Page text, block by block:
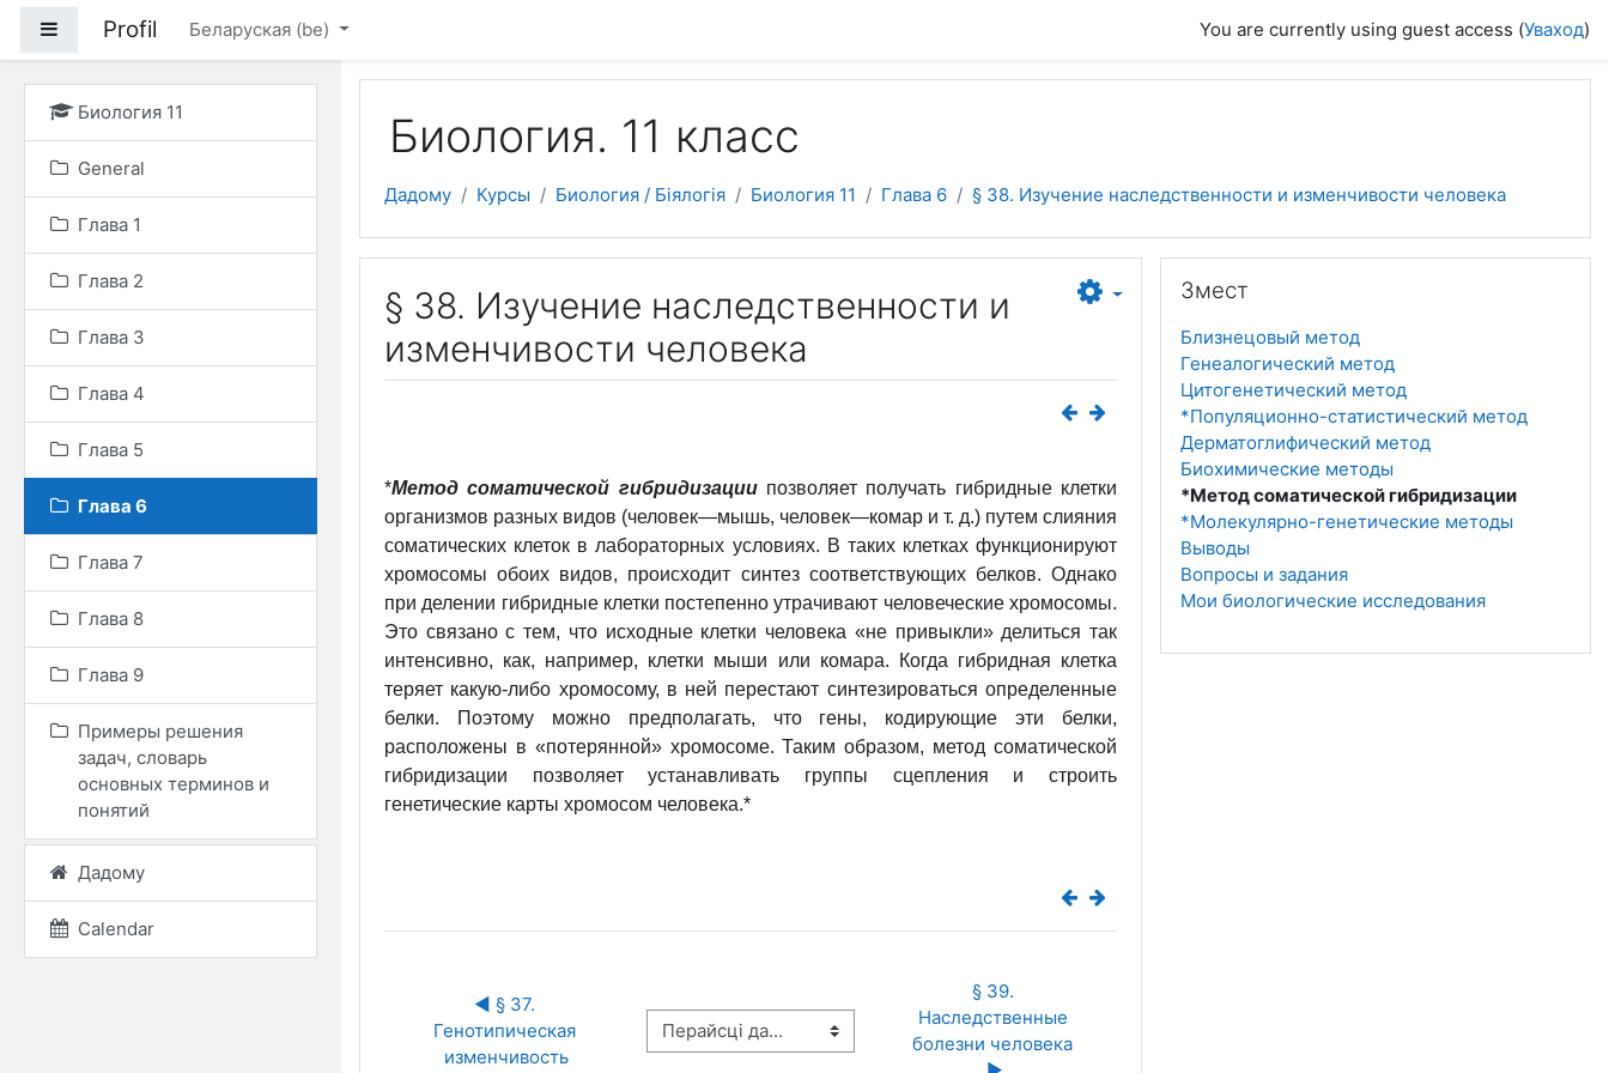
Side panel
Profil Беларуская ‎(be)‎ You are currently using guest access (Уваход)
Биология 11
General
Глава 1
Глава 2
Глава 3
Глава 4
Глава 5
Глава 6
Глава 7
Глава 8
Глава 9
Примеры решения
задач, словарь
основных терминов и
понятий
Дадому
Calendar
Биология. 11 класс
Дадому Курсы Биология / Біялогія Биология 11 Глава 6 § 38. Изучение наследственности и изменчивости человека
§ 38. Изучение наследственности и
изменчивости человека
*Метод соматической гибридизациипозволяет получать гибридные клетки
организмов разных видов (человек—мышь, человек—комар и т. д.) путем слияния
соматических клеток в лабораторных условиях. В таких клетках функционируют
хромосомы обоих видов, происходит синтез соответствующих белков. Однако
при делении гибридные клетки постепенно утрачивают человеческие хромосомы.
Это связано с тем, что исходные клетки человека «не привыкли» делиться так
интенсивно, как, например, клетки мыши или комара. Когда гибридная клетка
теряет какую-либо хромосому, в ней перестают синтезироваться определенные
белки. Поэтому можно предполагать, что гены, кодирующие эти белки,
расположены в «потерянной» хромосоме. Таким образом, метод соматической
гибридизации позволяет устанавливать группы сцепления и строить
генетические карты хромосом человека.*
◀︎ § 37.
Генотипическая
изменчивость
Перайсці да...
§ 39.
Наследственные
болезни человека
Змест
Близнецовый метод
Генеалогический метод
Цитогенетический метод
*Популяционно-статистический метод
Дерматоглифический метод
Биохимические методы
*Метод соматической гибридизации
*Молекулярно-генетические методы
Выводы
Вопросы и задания
Мои биологические исследования